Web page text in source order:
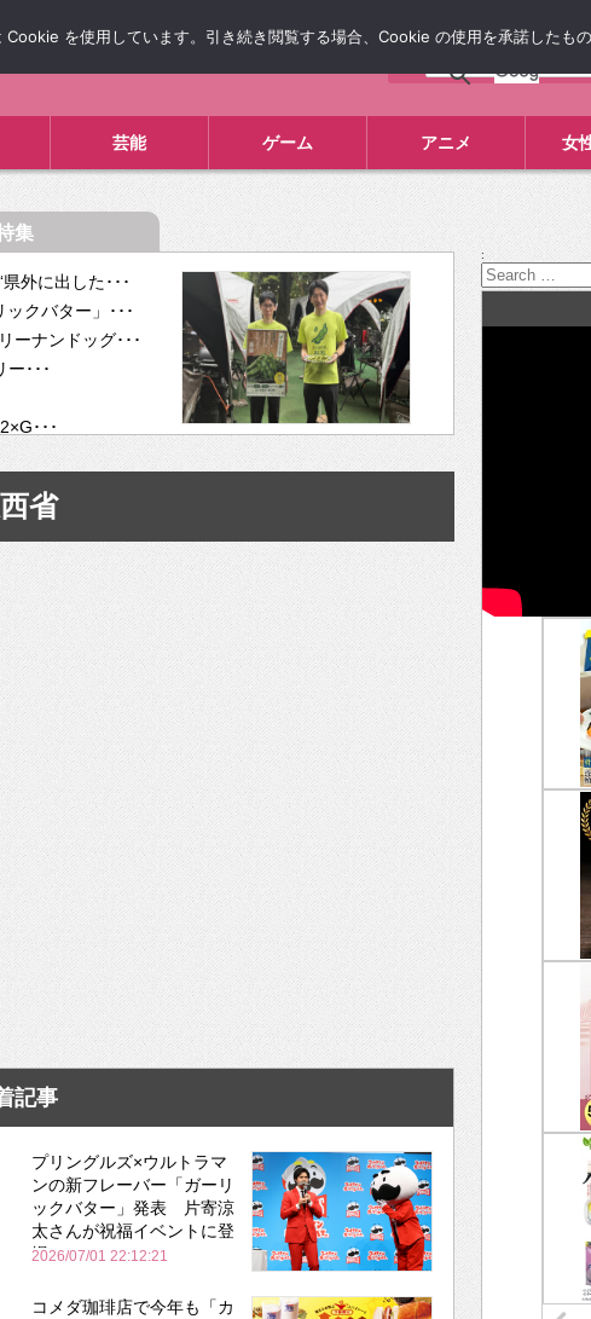
芸能 ゲーム アニメ 女
集
外に出した･･･
クバター」･･･
ーナンドッグ･･･
･･･
･･･
今話し･･･
」 TE･･･
省
記事
プリングルズ×ウルトラマ
ンの新フレーバー「ガーリ
ックバター」発表 片寄涼
太さんが祝福イベントに登
場
2026/07/01 22:12:21
コメダ珈琲店で今年も「カ
:
を使用しています。引き続き閲覧する場合、Cookie の使用を承諾したもの